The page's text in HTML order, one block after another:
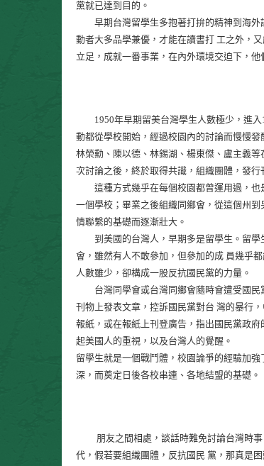
黨就已達到目的。
早期台灣留學生多抱著打拚的精神到海外
動者大多品學兼優，才能在讀書打 工之外，
立足，成就一番事業，在內外環境交迫下，
1950年早期留美台灣學生人數極少，進入
動都從學校開始，經過校園內的討論而慢慢發
林榮勳、陳以德、林錫湖、楊東傑、盧主義
次討論之後，終於取得共識，組織團體，發
這種方式幾乎在每個校園都曾運用過，也
一個學校；畢業之後組織同鄉會，從這個州
情聯繫的基礎而逐漸壯大。
到美國的台灣人，早期多是留學生。留學
會，雖然有人不敢參加，但參加的成 員幾乎
人數雖少，卻構成一股反抗國民黨的力量。
台灣同學會或台灣同鄉會隨時會遭受國民
刊物上發表文章，控訴國民黨對台 灣的暴行
報紙，或在報紙上刊登廣告，指出國民黨政
起美國人的重視，以及台灣人的覺醒。
留學生就是一個戰鬥體，校園論爭的經驗加
深，而奠定日後各校串連、各地結盟的基礎。
朋友之間相處，談話時難免討論台灣時事
代，假若要組織團體，反抗國民 黨，那真是